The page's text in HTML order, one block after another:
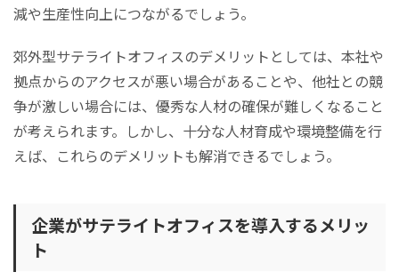
減や生産性向上につながるでしょう。
郊外型サテライトオフィスのデメリットとしては、本社や
拠点からのアクセスが悪い場合があることや、他社との競
争が激しい場合には、優秀な人材の確保が難しくなること
が考えられます。しかし、十分な人材育成や環境整備を行
えば、これらのデメリットも解消できるでしょう。
企業がサテライトオフィスを導入するメリッ
ト